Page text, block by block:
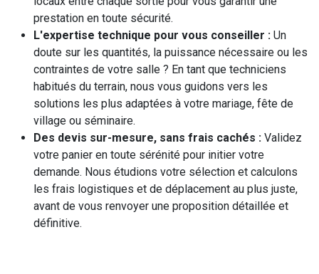
prestation en toute sécurité.
L'expertise technique pour vous conseiller : Un
doute sur les quantités, la puissance nécessaire ou les
contraintes de votre salle ? En tant que techniciens
habitués du terrain, nous vous guidons vers les
solutions les plus adaptées à votre mariage, fête de
village ou séminaire.
Des devis sur-mesure, sans frais cachés : Validez
votre panier en toute sérénité pour initier votre
demande. Nous étudions votre sélection et calculons
les frais logistiques et de déplacement au plus juste,
avant de vous renvoyer une proposition détaillée et
définitive.